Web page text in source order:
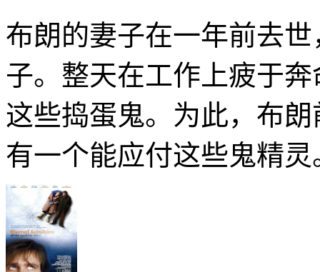
布朗的妻子在一年前去
子。整天在工作上疲于
这些捣蛋鬼。为此，布
有一个能应付这些鬼精